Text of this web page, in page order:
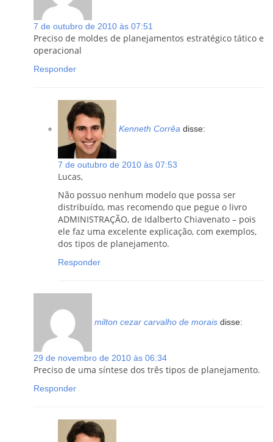
7 de outubro de 2010 às 07:51
Preciso de moldes de planejamentos estratégico tático e
operacional
Responder
Kenneth Corrêa disse:
7 de outubro de 2010 às 07:53
Lucas,
Não possuo nenhum modelo que possa ser
distribuído, mas recomendo que pegue o livro
ADMINISTRAÇÃO, de Idalberto Chiavenato – pois
ele faz uma excelente explicação, com exemplos,
dos tipos de planejamento.
Responder
milton cezar carvalho de morais disse:
29 de novembro de 2010 às 06:34
Preciso de uma síntese dos três tipos de planejamento.
Responder